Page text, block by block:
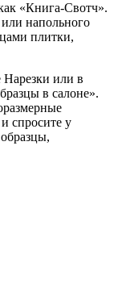
«Книга-Свотч».
напольного
плитки,
Нарезки или в
в салоне».
и спросите у